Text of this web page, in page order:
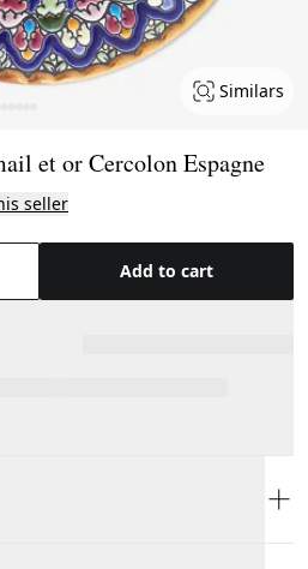
Similars
et or Cercolon Espagne
seller
Add to cart